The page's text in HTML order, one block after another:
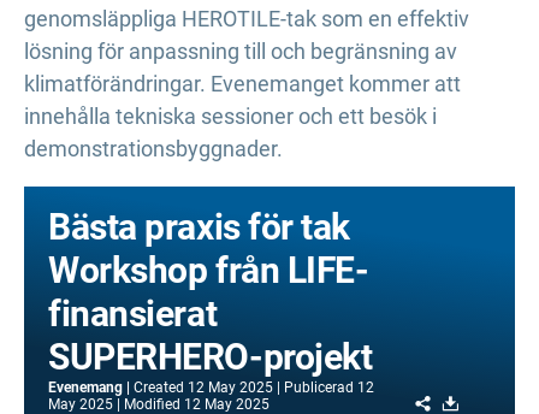
genomsläppliga HEROTILE-tak som en effektiv
lösning för anpassning till och begränsning av
klimatförändringar. Evenemanget kommer att
innehålla tekniska sessioner och ett besök i
demonstrationsbyggnader.
Bästa praxis för tak
Workshop från LIFE-
finansierat
SUPERHERO-projekt
Evenemang Created 12 May 2025 Publicerad 12
May 2025
Modified 12 May 2025 Share